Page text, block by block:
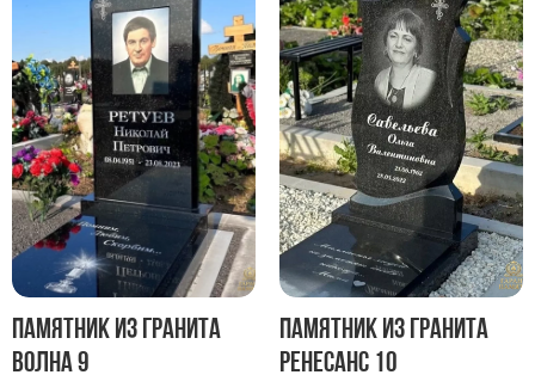
Памятники из гранита Токовский
Памятники из гранита Капустинский
Арочные памятники
Памятники Крест
Памятники военным
Часовни из белого мрамора и гранита
Скульптуры, барельефы и бюсты из бронзы
Колумбарий
Недорогие памятники
Памятники с фотокерамикой
Памятник из гранита
Волна 9
Памятник из гранита
Ренесанс 10